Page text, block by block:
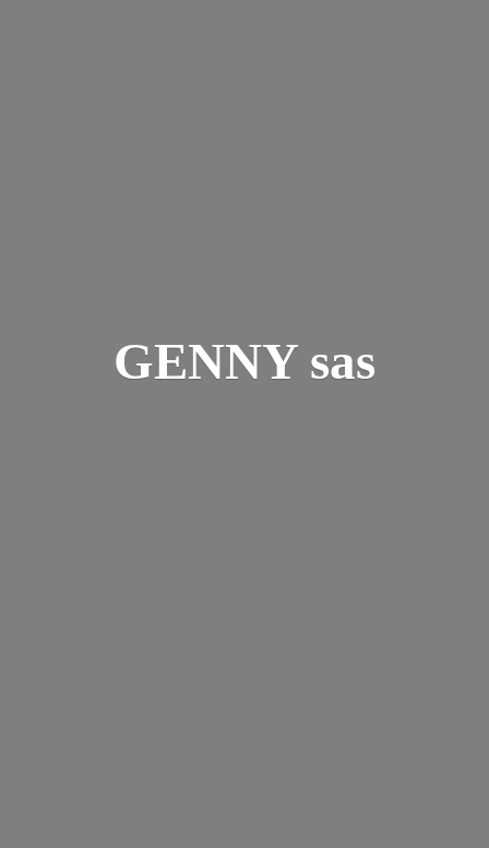
GENNY sas